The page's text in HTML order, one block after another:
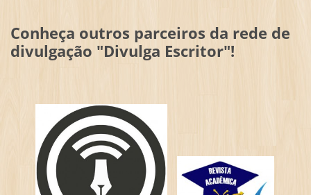
Conheça outros parceiros da rede de
divulgação "Divulga Escritor"!